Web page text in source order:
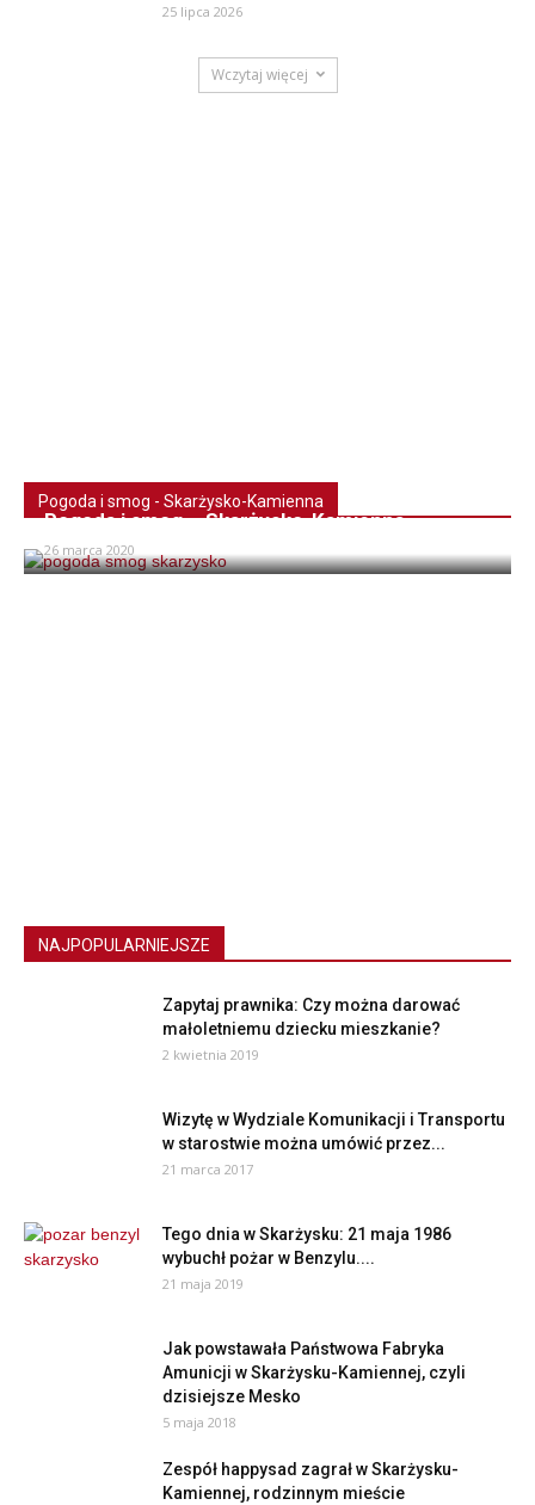
25 lipca 2026
Wczytaj więcej
Pogoda i smog - Skarżysko-Kamienna
Pogoda i smog – Skarżysko-Kamienna
26 marca 2020
NAJPOPULARNIEJSZE
Zapytaj prawnika: Czy można darować
małoletniemu dziecku mieszkanie?
2 kwietnia 2019
Wizytę w Wydziale Komunikacji i Transportu
w starostwie można umówić przez...
21 marca 2017
Tego dnia w Skarżysku: 21 maja 1986
wybuchł pożar w Benzylu....
21 maja 2019
Jak powstawała Państwowa Fabryka
Amunicji w Skarżysku-Kamiennej, czyli
dzisiejsze Mesko
5 maja 2018
Zespół happysad zagrał w Skarżysku-
Kamiennej, rodzinnym mieście